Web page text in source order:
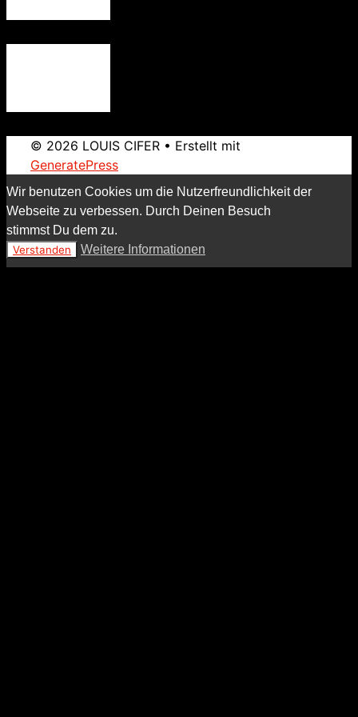
© 2026 LOUIS CIFER • Erstellt mit
GeneratePress
Wir benutzen Cookies um die Nutzerfreundlichkeit der
Webseite zu verbessen. Durch Deinen Besuch
stimmst Du dem zu.
Verstanden Weitere Informationen